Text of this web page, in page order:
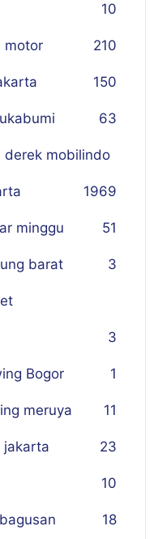
10
motor 210
150
63
derek mobilindo
69
19
minggu 51
barat 3
3
Bogor 1
meruya 11
jakarta 23
10
18